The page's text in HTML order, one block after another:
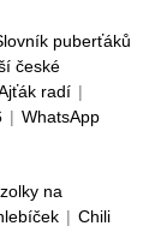
puberťáků
české
radí |
| WhatsApp
na
| Chili